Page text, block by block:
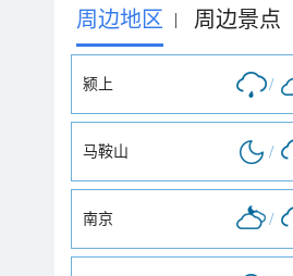
周边地区 | 周边景点
颍上 /
马鞍山 /
南京 /